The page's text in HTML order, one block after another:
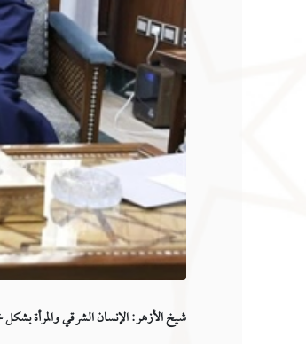
شيخ الأزهر: الإنسان الشرقي والمرأة